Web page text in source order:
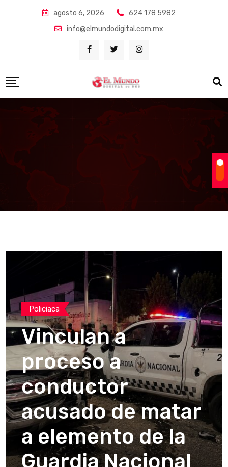
agosto 6, 2026
624 178 5982
info@elmundodigital.com.mx
Policiaca
Vinculan a
proceso a
conductor
acusado de matar
a elemento de la
Guardia Nacional